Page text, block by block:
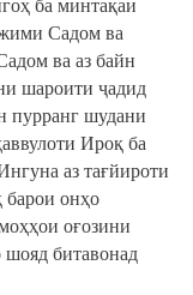
Садом ва
ва аз байн
шароити ҷадид
пурранг шудани
Ироқ ба
аз тағйироти
барои онҳо
оғозини
битавонад